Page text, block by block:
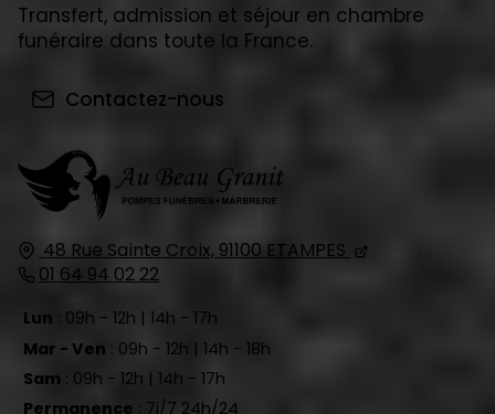
48 Rue Sainte Croix, 91100 ETAMPES
01 64 94 02 22
Lun : 09h - 12h | 14h - 17h
Mar - Ven : 09h - 12h | 14h - 18h
Sam : 09h - 12h | 14h - 17h
Permanence : 7j/7 24h/24
Transfert, admission et séjour en chambre
funéraire dans toute la France.
Contactez-nous